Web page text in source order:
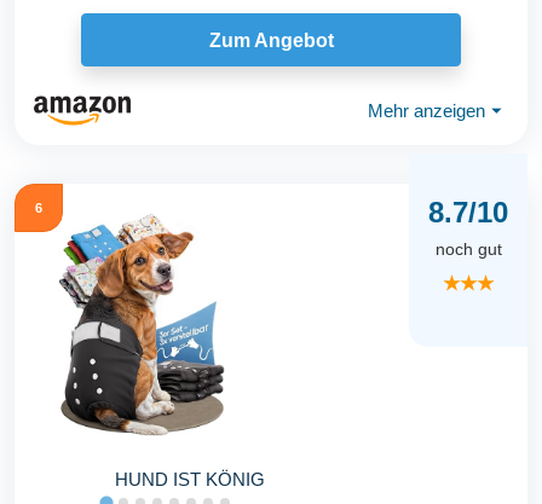
Zum Angebot
Mehr anzeigen ⏷
6
HUND IST KÖNIG
8.7/10
noch gut
★★★